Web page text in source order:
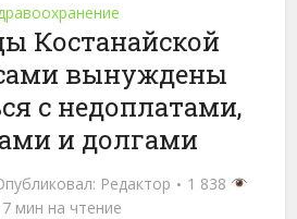
Костанайской
вынуждены
с недоплатами,
и долгами
Редактор
1 838
7 мин на чтение